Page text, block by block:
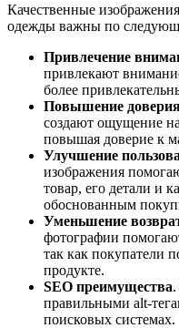
Качественные
одежды важны по
Привлечение
привлекают
более
Повышение
создают ощущение
повышая доверие к
Улучшение
изображения
товар, его детали и
обоснованным
Уменьшение
фотографии
так как покупатели
продукте.
SEO преимущества
правильными alt-
поисковых системах.